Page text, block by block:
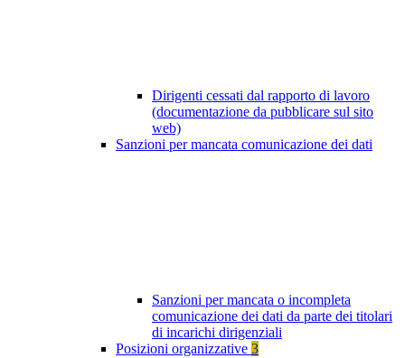
Dirigenti cessati dal rapporto di lavoro
(documentazione da pubblicare sul sito
web)
Sanzioni per mancata comunicazione dei dati
Sanzioni per mancata o incompleta
comunicazione dei dati da parte dei titolari
di incarichi dirigenziali
Posizioni organizzative 3